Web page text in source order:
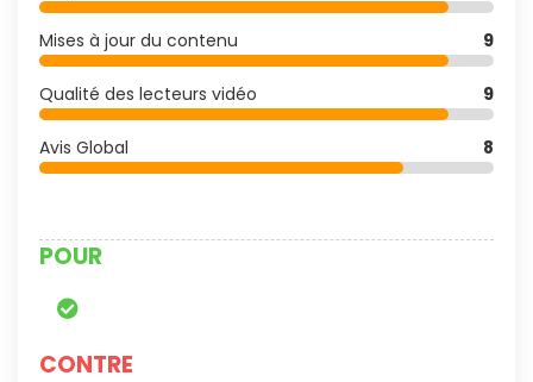
Mises à jour du contenu 9
Qualité des lecteurs vidéo 9
Avis Global 8
POUR
CONTRE